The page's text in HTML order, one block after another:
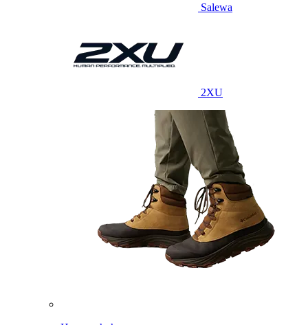
Salewa
2XU